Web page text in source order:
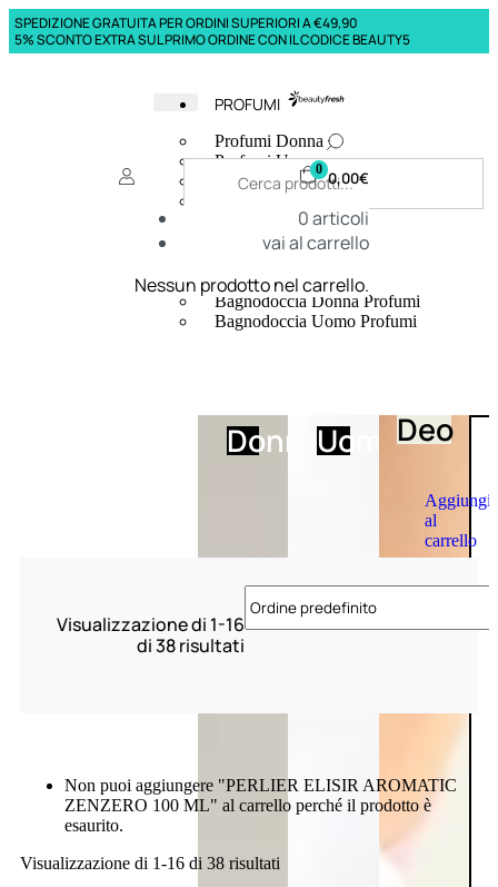
SPEDIZIONE GRATUITA PER ORDINI SUPERIORI A €49,90
5% SCONTO EXTRA SUL PRIMO ORDINE CON IL CODICE BEAUTY5
PROFUMI
Profumi Donna
Profumi Uomo
Deodoranti Donna
Corpo Donna
Corpo Uomo
Creme Mani
Bagnodoccia Donna Profumi
Bagnodoccia Uomo Profumi
DonnaUomoDeo
Aggiungi
al
carrello
0 0,00€
0articoli
vai al carrello
Nessun prodotto nel carrello.
Visualizzazione di 1-16
di 38 risultati
Non puoi aggiungere "PERLIER ELISIR AROMATIC
ZENZERO 100 ML" al carrello perché il prodotto è
esaurito.
Visualizzazione di 1-16 di 38 risultati